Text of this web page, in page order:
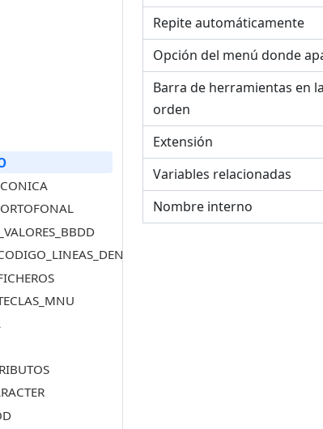
Repite automáticamente
Opción del menú donde
Barra de herramientas en
orden
Extensión
Variables relacionadas
Nombre interno